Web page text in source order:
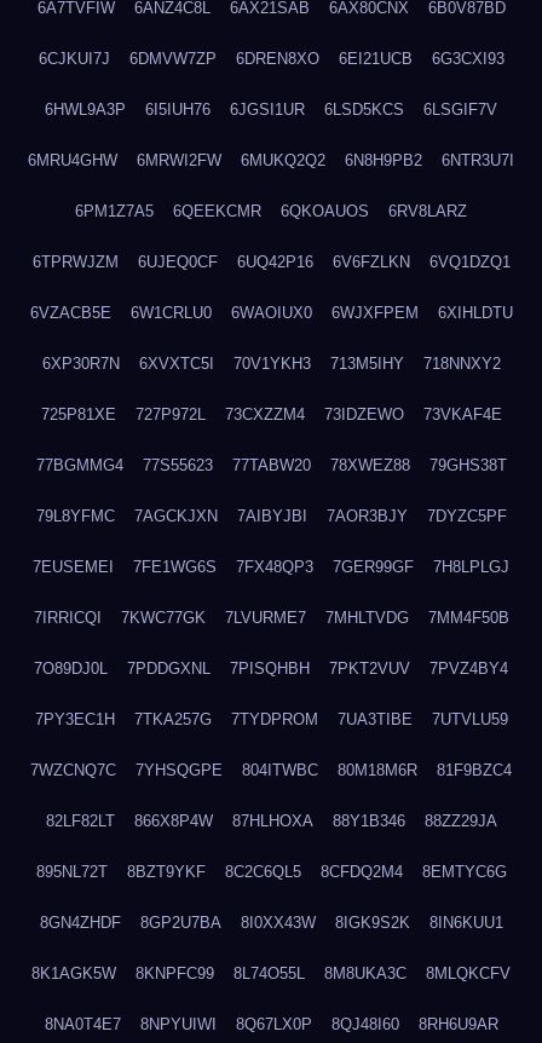
6A7TVFIW 6ANZ4C8L 6AX21SAB 6AX80CNX 6B0V87BD
6CJKUI7J 6DMVW7ZP 6DREN8XO 6EI21UCB 6G3CXI93
6HWL9A3P 6I5IUH76 6JGSI1UR 6LSD5KCS 6LSGIF7V
6MRU4GHW 6MRWI2FW 6MUKQ2Q2 6N8H9PB2 6NTR3U7I
6PM1Z7A5 6QEEKCMR 6QKOAUOS 6RV8LARZ
6TPRWJZM 6UJEQ0CF 6UQ42P16 6V6FZLKN 6VQ1DZQ1
6VZACB5E 6W1CRLU0 6WAOIUX0 6WJXFPEM 6XIHLDTU
6XP30R7N 6XVXTC5I 70V1YKH3 713M5IHY 718NNXY2
725P81XE 727P972L 73CXZZM4 73IDZEWO 73VKAF4E
77BGMMG4 77S55623 77TABW20 78XWEZ88 79GHS38T
79L8YFMC 7AGCKJXN 7AIBYJBI 7AOR3BJY 7DYZC5PF
7EUSEMEI 7FE1WG6S 7FX48QP3 7GER99GF 7H8LPLGJ
7IRRICQI 7KWC77GK 7LVURME7 7MHLTVDG 7MM4F50B
7O89DJ0L 7PDDGXNL 7PISQHBH 7PKT2VUV 7PVZ4BY4
7PY3EC1H 7TKA257G 7TYDPROM 7UA3TIBE 7UTVLU59
7WZCNQ7C 7YHSQGPE 804ITWBC 80M18M6R 81F9BZC4
82LF82LT 866X8P4W 87HLHOXA 88Y1B346 88ZZ29JA
895NL72T 8BZT9YKF 8C2C6QL5 8CFDQ2M4 8EMTYC6G
8GN4ZHDF 8GP2U7BA 8I0XX43W 8IGK9S2K 8IN6KUU1
8K1AGK5W 8KNPFC99 8L74O55L 8M8UKA3C 8MLQKCFV
8NA0T4E7 8NPYUIWI 8Q67LX0P 8QJ48I60 8RH6U9AR